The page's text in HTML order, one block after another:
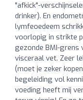
"afkick"-
drinker). En
lymfeoedeem
voorlopig in strikte
gezonde BMI-grens
visceraal vet. Zeer
(moet je zeker
begeleiding vol
voeding heeft mij